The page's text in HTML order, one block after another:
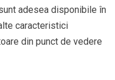
adesea disponibile în
caracteristici
din punct de vedere